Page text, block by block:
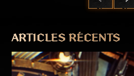
ARTICLES RÉCENTS